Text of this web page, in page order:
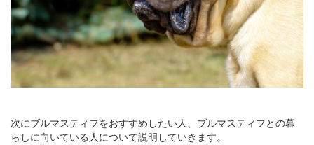
次にブルマスティフをおすすめしたい人、ブルマスティフとの暮
らしに向いている人について説明していきます。